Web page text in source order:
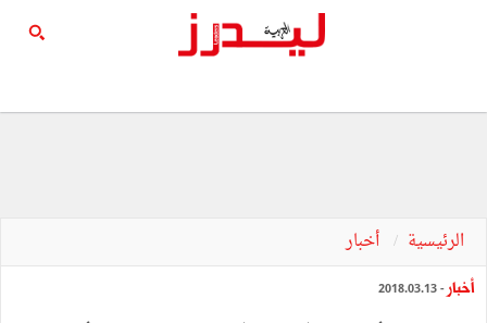
الرئيسية أخبار
أخبار - 2018.03.13